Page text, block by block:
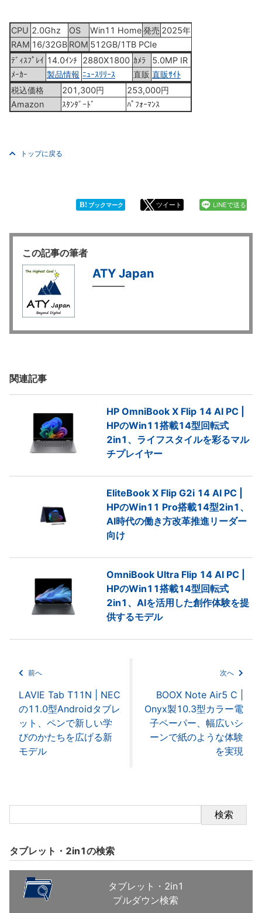
CPU 2.0Ghz OS Win11 Home発売 2025年04月11日
RAM 16/32GB ROM 512GB/1TB PCIe
ﾃﾞｨｽﾌﾟﾚｲ 14.0ｲﾝﾁ 2880X1800 ｶﾒﾗ
5.0MP IR
ﾒｰｶｰ
製品情報 ﾆｭｰｽﾘﾘｰｽ 直販 直販ｻｲﾄ
税込価格
201,300円
253,000円
Amazon
ｽﾀﾝﾀﾞｰﾄﾞ ﾊﾟﾌｫｰﾏﾝｽ
トップに戻る
B! ブックマーク ツイート LINEで送る
この記事の筆者
ATY Japan
関連記事
HP OmniBook X Flip 14 AI PC |
HPのWin11搭載14型回転式
2in1、ライフスタイルを彩るマル
チプレイヤー
EliteBook X Flip G2i 14 AI PC |
HPのWin11 Pro搭載14型2in1、
AI時代の働き方改革推進リーダー
向け
OmniBook Ultra Flip 14 AI PC |
HPのWin11搭載14型回転式
2in1、AIを活用した創作体験を提
供するモデル
前へ
LAVIE Tab T11N | NEC
の11.0型Androidタブレ
ット、ペンで新しい学
びのかたちを広げる新
モデル
次へ
BOOX Note Air5 C |
Onyx製10.3型カラー電
子ペーパー、幅広いシ
ーンで紙のような体験
を実現
検索
タブレット・2in1の検索
タブレット・2in1
プルダウン検索